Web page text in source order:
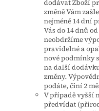
dodávat Zboží
změně Vám
nejméně 14 dní
Vás do 14 dnů
neobdržíme
pravidelné a
nové podmínky
na další
změny.
podáte, činí 2
V případě vyšší
předvídat